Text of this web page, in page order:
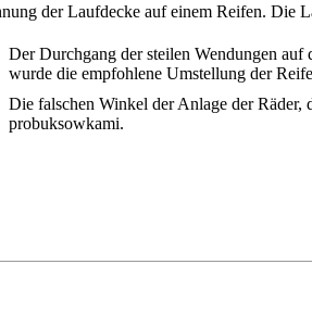
der Laufdecke auf einem Reifen. Die
Der Durchgang der steilen Wendungen
wurde die empfohlene Umstellung der
Die falschen Winkel der Anlage der
probuksowkami.